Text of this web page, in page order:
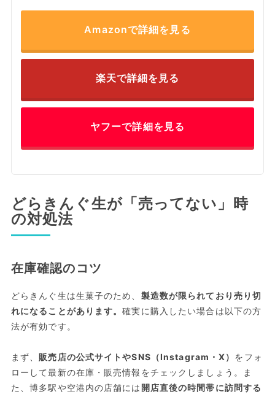
Amazonで詳細を見る
楽天で詳細を見る
ヤフーで詳細を見る
どらきんぐ生が「売ってない」時
の対処法
在庫確認のコツ
どらきんぐ生は生菓子のため、 製造数が限られており売り切
れになることがあります。確実に購入したい場合は以下の方
法が有効です。
まず、 販売店の公式サイトやSNS（Instagram・X） をフォ
ローして最新の在庫・販売情報をチェックしましょう。ま
た、博多駅や空港内の店舗には 開店直後の時間帯に訪問する